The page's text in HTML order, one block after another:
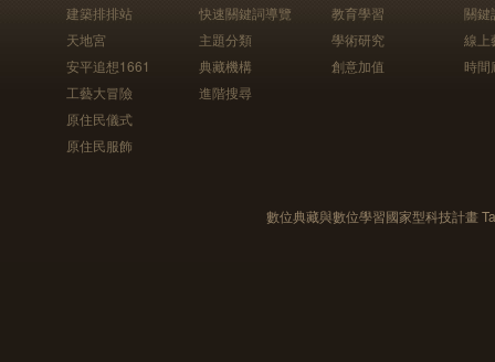
建築排排站
天地宮
安平追想1661
工藝大冒險
原住民儀式
原住民服飾
快速關鍵詞導覽
主題分類
典藏機構
進階搜尋
教育學習
學術研究
創意加值
關鍵
線上
時間
數位典藏與數位學習國家型科技計畫